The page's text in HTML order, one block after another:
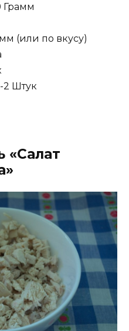
(или по вкусу)
Штук
«Салат